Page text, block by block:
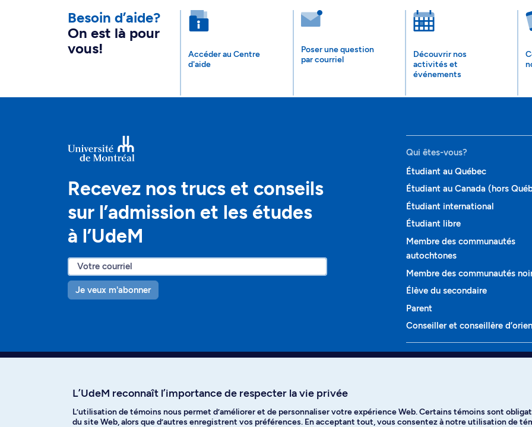
Besoin d’aide?
On est là pour
vous!
Accéder au Centre
d'aide
Poser une question
par courriel
Découvrir nos
activités et
événements
Recevez nos trucs et conseils
sur l’admission et les études
à l’UdeM
Je veux m'abonner
Qui êtes-vous?
Étudiant au Québec
Étudiant au Canada (hors
Étudiant international
Étudiant libre
Membre des communautés
autochtones
Membre des communautés
Élève du secondaire
Parent
Conseiller et conseillère
Programmes et cours
Facebook Instagram TikTok YouTube Spotify
L’UdeM reconnaît l’importance de respecter la vie privée
L’utilisation de témoins nous permet d’améliorer et de personnaliser votre expérience Web. Certains témoins sont
du site Web, alors que d’autres enregistrent vos préférences. En acceptant tout, vous consentez à notre utilisation de